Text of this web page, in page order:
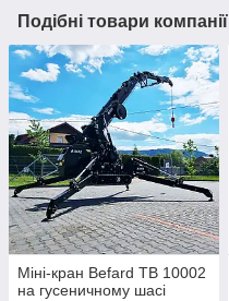
Подібні товари компанії
Міні-кран Befard TB 10002
на гусеничному шасі